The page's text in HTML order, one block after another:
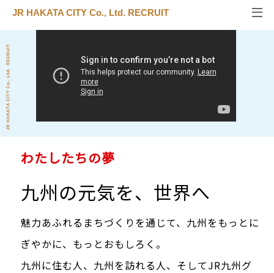
JR HAKATA CITY Co., Ltd. RECRUIT
わたしたちの夢
九州の元気を、世界へ
魅力あふれるまちづくりを通じて、九州をもっとに
ぎやかに、もっとおもしろく。
九州に住む人、九州を訪れる人、そしてJR九州グ